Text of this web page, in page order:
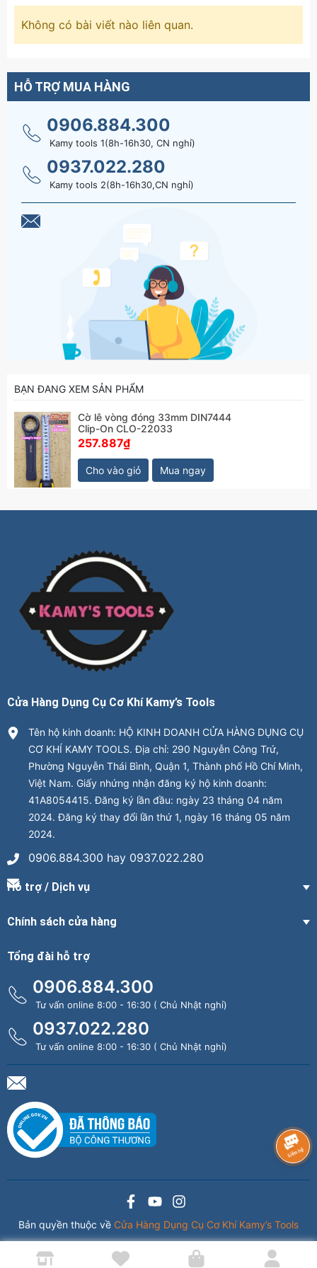
là sản phẩm quen thuộc trong bảo trì máy công
Hãy liên hệ với kamytools để biết thêm thông tinh
chi tiết sản phẩm cờ lê vòng đóng 33mm
DIN7444 Clip-On CLO-22033
Không có bài viết nào liên quan.
HỖ TRỢ MUA HÀNG
0906.884.300
Kamy tools 1(8h-16h30, CN nghỉ)
0937.022.280
Kamy tools 2(8h-16h30,CN nghỉ)
BẠN ĐANG XEM SẢN PHẨM
Cờ lê vòng đóng 33mm DIN7444
Clip-On CLO-22033
257.887₫
Cho vào giỏ Mua ngay
Cửa Hàng Dụng Cụ Cơ Khí Kamy’s Tools
Tên hộ kinh doanh: HỘ KINH DOANH CỬA HÀNG DỤNG CỤ
CƠ KHÍ KAMY TOOLS. Địa chỉ: 290 Nguyễn Công Trứ,
Phường Nguyễn Thái Bình, Quận 1, Thành phố Hồ Chí Minh,
Việt Nam. Giấy nhứng nhận đăng ký hộ kinh doanh:
41A8054415. Đăng ký lần đầu: ngày 23 tháng 04 năm
2024. Đăng ký thay đổi lần thứ 1, ngày 16 tháng 05 năm
2024.
0906.884.300 hay 0937.022.280
Hỗ trợ / Dịch vụ
Chính sách cửa hàng
Tổng đài hỗ trợ
0906.884.300
Tư vấn online 8:00 - 16:30 ( Chủ Nhật nghỉ)
0937.022.280
Tư vấn online 8:00 - 16:30 ( Chủ Nhật nghỉ)
Bản quyền thuộc về Cửa Hàng Dụng Cụ Cơ Khí Kamy’s Tools